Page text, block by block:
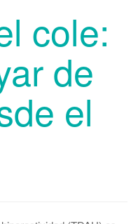
cole:
de
el